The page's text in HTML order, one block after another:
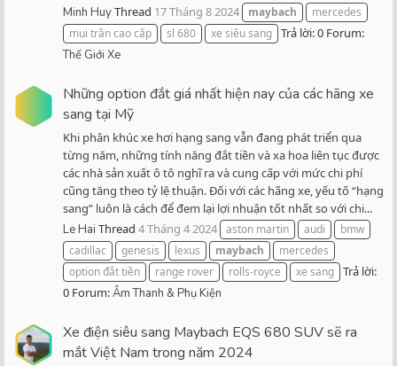
Minh HuyThread 17 Tháng 8 2024 maybach
mercedes
mui trần cao cấp
sl 680 xe siêu sang Trả lời: 0 Forum:
Thế Giới Xe
Những option đắt giá nhất hiện nay của các hãng xe
sang tại Mỹ
Khi phân khúc xe hơi hạng sang vẫn đang phát triển qua
từng năm, những tính năng đắt tiền và xa hoa liên tục được
các nhà sản xuất ô tô nghĩ ra và cung cấp với mức chi phí
cũng tăng theo tỷ lệ thuận. Đối với các hãng xe, yếu tố “hạng
sang” luôn là cách để đem lại lợi nhuận tốt nhất so với chi...
Le Hai Thread 4 Tháng 4 2024 aston martin audi
bmw
cadillac
genesis lexus maybach
mercedes
option đắt tiền
range rover rolls-royce xe sang Trả lời:
0 Forum:Âm Thanh & Phụ Kiện
Xe điện siêu sang Maybach EQS 680 SUV sẽ ra
mắt Việt Nam trong năm 2024